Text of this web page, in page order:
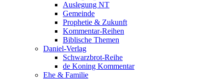
Auslegung NT
Gemeinde
Prophetie & Zukunft
Kommentar-Reihen
Biblische Themen
Daniel-Verlag
Schwarzbrot-Reihe
de Koning Kommentar
Ehe & Familie